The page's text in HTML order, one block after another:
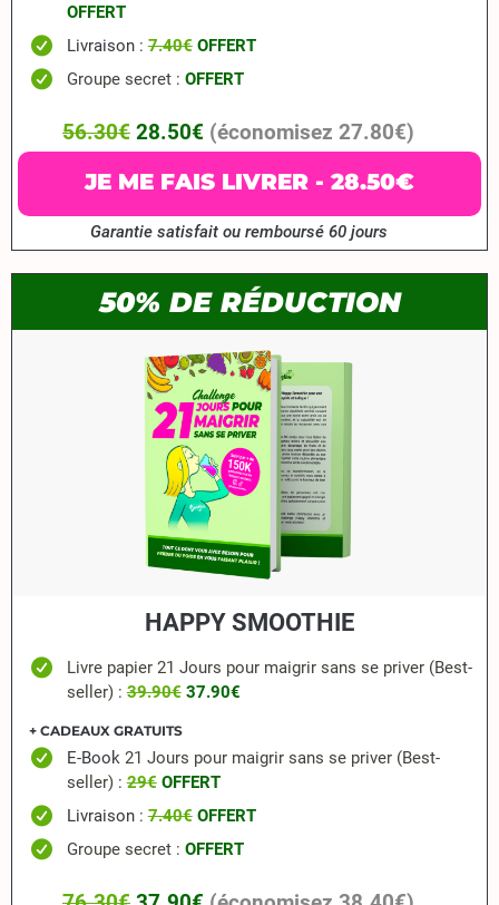
OFFERT
Livraison : 7.40€OFFERT
Groupe secret : OFFERT
56.30€ 28.50€ (économisez 27.80€)
JE ME FAIS LIVRER - 28.50€
Garantie satisfait ou remboursé 60 jours
50% DE RÉDUCTION
HAPPY SMOOTHIE
Livre papier 21 Jours pour maigrir sans se priver (Best-
seller) : 39.90€37.90€
+ CADEAUX GRATUITS
E-Book 21 Jours pour maigrir sans se priver (Best-
seller):29€OFFERT
Livraison : 7.40€OFFERT
Groupe secret : OFFERT